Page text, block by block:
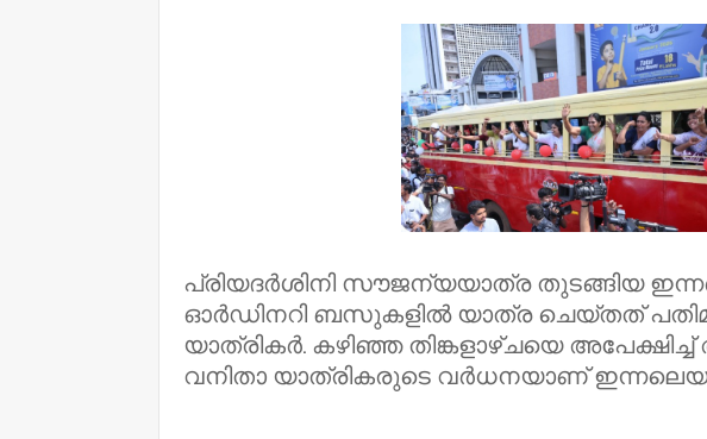
പ്രിയദര്‍ശിനി സൗജന്യയാത്ര തുടങ്ങിയ
ഓര്‍ഡിനറി ബസുകളില്‍ യാത്ര ചെയ്തത്
യാത്രികര്‍. കഴിഞ്ഞ തിങ്കളാഴ്ചയെ
വനിതാ യാത്രികരുടെ വര്‍ധനയാണ്